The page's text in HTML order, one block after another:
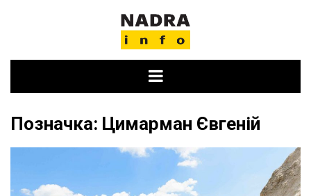
Позначка: Цимарман Євгеній